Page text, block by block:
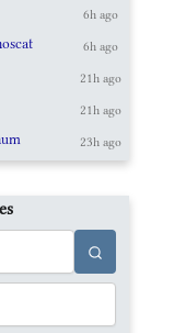
6h ago
6h ago
21h ago
21h ago
23h ago